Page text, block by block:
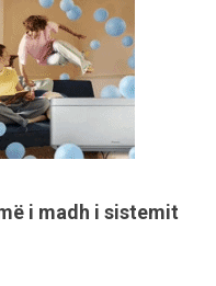
i madh i sistemit